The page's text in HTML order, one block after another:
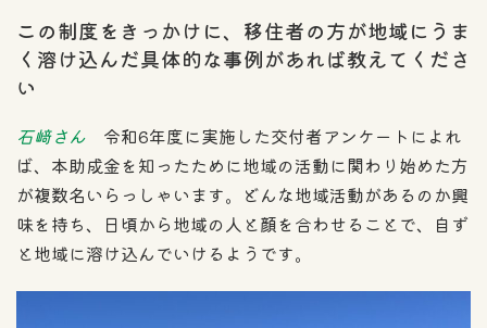
この制度をきっかけに、移住者の方が地域にうま
く溶け込んだ具体的な事例があれば教えてくださ
い
石﨑さん 令和6年度に実施した交付者アンケートによれ
ば、本助成金を知ったために地域の活動に関わり始めた方
が複数名いらっしゃいます。どんな地域活動があるのか興
味を持ち、日頃から地域の人と顔を合わせることで、自ず
と地域に溶け込んでいけるようです。